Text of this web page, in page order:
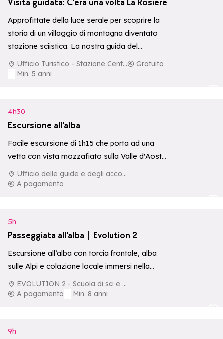
Visita guidata: C'era una volta La Rosière
Approfittate della luce serale per scoprire la
storia di un villaggio di montagna diventato
stazione sciistica. La nostra guida del…
Ufficio Turistico - Stazione Centrale
Gratuito
Min. 5 anni
4h30
Escursione all'alba
Facile escursione di 1h15 che porta ad una
vetta con vista mozzafiato sulla Valle d'Aosta,
sul Monte Bianco e sul…
Ufficio delle guide e degli accompagnatori di La Rosière
A pagamento
5h
Passeggiata all'alba | Evolution 2
Escursione all’alba con torcia frontale, alba
sulle Alpi e colazione locale immersi nella
EVOLUTION 2 - Scuola di sci e di aventura
A pagamento
Min. 8 anni
9h